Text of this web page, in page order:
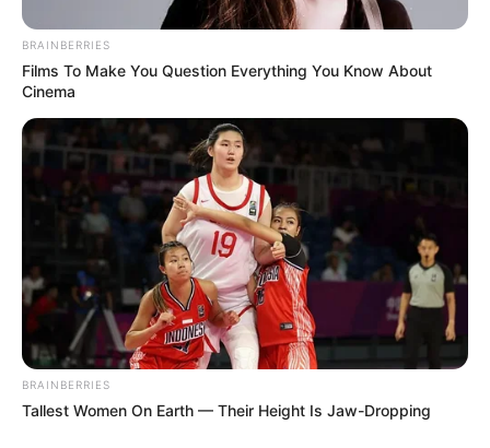
BRAINBERRIES
Films To Make You Question Everything You Know About
Cinema
BRAINBERRIES
Tallest Women On Earth — Their Height Is Jaw-Dropping